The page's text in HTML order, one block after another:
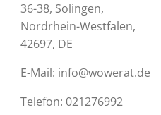
36-38, Solingen,
Nordrhein-Westfalen,
42697, DE
E-Mail: info@wowerat.de
Telefon: 021276992